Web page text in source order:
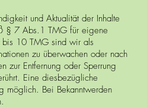
und Aktualität der Inhalte
§ 7 Abs.1 TMG für eigene
bis 10 TMG sind wir als
zu überwachen oder nach
zur Entfernung oder Sperrung
Eine diesbezügliche
möglich. Bei Bekanntwerden